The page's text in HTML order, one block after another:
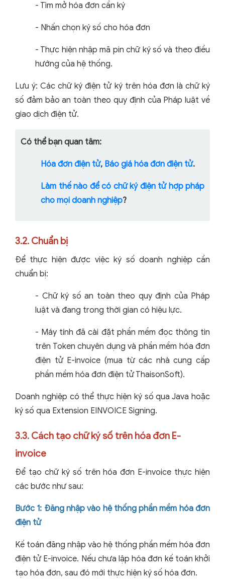
- Tìm mở hóa đơn cần ký
- Nhấn chọn ký số cho hóa đơn
- Thực hiện nhập mã pin chữ ký số và theo điều
hướng của hệ thống.
Lưu ý: Các chữ ký điện tử ký trên hóa đơn là chữ ký
số đảm bảo an toàn theo quy định của Pháp luật về
giao dịch điện tử.
Có thể bạn quan tâm:
Hóa đơn điện tử, Báo giá hóa đơn điện tử.
Làm thế nào để có chữ ký điện tử hợp pháp
cho mọi doanh nghiệp?
3.2. Chuẩn bị
Để thực hiện được việc ký số doanh nghiệp cần
chuẩn bị:
- Chữ ký số an toàn theo quy định của Pháp
luật và đang trong thời gian có hiệu lực.
- Máy tính đã cài đặt phần mềm đọc thông tin
trên Token chuyên dụng và phần mềm hóa đơn
điện tử E-invoice (mua từ các nhà cung cấp
phần mềm hóa đơn điện tử ThaisonSoft).
Doanh nghiệp có thể thực hiện ký số qua Java hoặc
ký số qua Extension EINVOICE Signing.
3.3. Cách tạo chữ ký số trên hóa đơn E-
invoice
Để tạo chữ ký số trên hóa đơn E-invoice thực hiện
các bước như sau:
Bước 1: Đăng nhập vào hệ thống phần mềm hóa đơn
điện tử
Kế toán đăng nhập vào hệ thống phần mềm hóa đơn
điện tử E-invoice. Nếu chưa lập hóa đơn kế toán khởi
tạo hóa đơn, sau đó mới thực hiện ký số hóa đơn.